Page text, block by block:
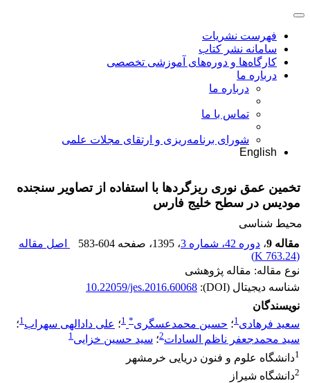
فهرست نشریات
سامانه نشر کتاب
کارگاه‌ها و دوره‌های آموزشی تخصصی
درباره ما
درباره ما
تماس با ما
شورای برنامه‌ریزی و ارتقای مجلات علمی
English
تخمین عمق نوری ریزگردها با استفاده از تصاویر سنجنده
مودیس در سطح خلیج فارس
محیط شناسی
مقاله 9
، دوره 42، شماره 3 ، 1395 ، صفحه 583-604
اصل مقاله
(
763.24 K
)
نوع مقاله: مقاله پژوهشی
شناسه دیجیتال (DOI):
10.22059/jes.2016.60068
نویسندگان
سعید فرهادی1؛ حسین محمدعسگری*
1؛ علی دادالهی سهراب1؛
سید محمدجعفر ناظم السادات2؛ سید حسین خزایی1
1دانشگاه علوم و فنون دریایی خرمشهر
2دانشگاه شیراز